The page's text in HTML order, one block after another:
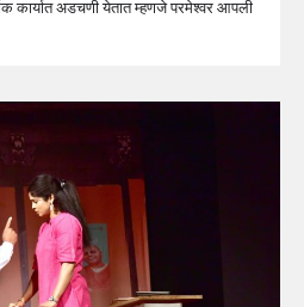
कार्यात अडचणी येतात म्हणजे परमेश्वर आपली